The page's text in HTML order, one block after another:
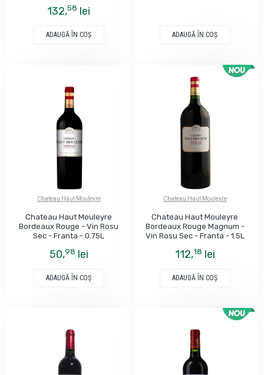
132,58 lei
ADAUGĂ ÎN COŞ ADAUGĂ ÎN COŞ
Chateau Haut Mouleyre
Chateau Haut Mouleyre
Bordeaux Rouge - Vin Rosu
Sec - Franta - 0.75L
50,98 lei
ADAUGĂ ÎN COŞ
Chateau Haut Mouleyre
Chateau Haut Mouleyre
Bordeaux Rouge Magnum -
Vin Rosu Sec - Franta - 1.5L
112,18 lei
ADAUGĂ ÎN COŞ